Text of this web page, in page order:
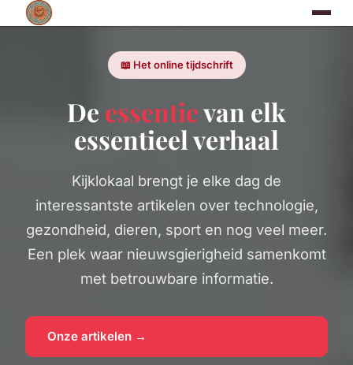
📖 Het online tijdschrift
De essentievan elk
essentieel verhaal
Kijklokaal brengt je elke dag de
interessantste artikelen over technologie,
gezondheid, dieren, sport en nog veel meer.
Een plek waar nieuwsgierigheid samenkomt
met betrouwbare informatie.
Onze artikelen →